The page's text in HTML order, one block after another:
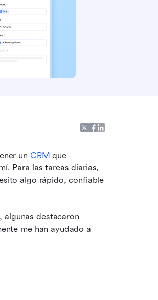
un CRM que
Para las tareas diarias,
algo rápido, confiable
algunas destacaron
me han ayudado a